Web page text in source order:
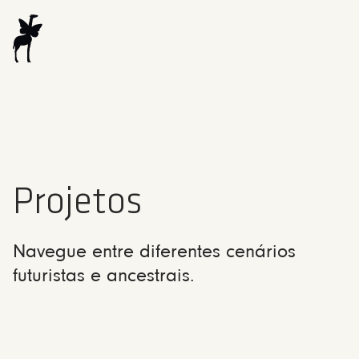
Projetos
Navegue entre diferentes cenários
futuristas e ancestrais.